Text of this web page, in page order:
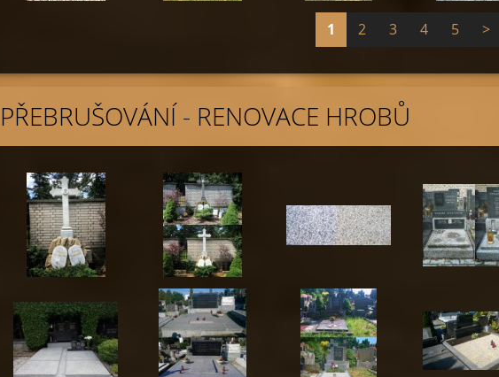
1 2 3 4 5 >
PŘEBRUŠOVÁNÍ - RENOVACE HROBŮ